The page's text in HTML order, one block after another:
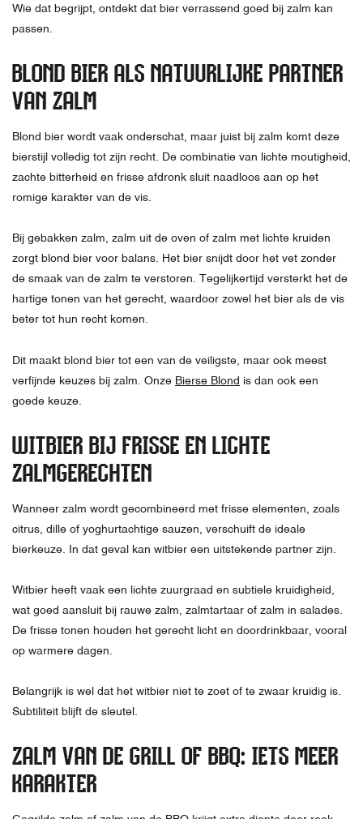
Wie dat begrijpt, ontdekt dat bier verrassend goed bij zalm kan
passen.
BLOND BIER ALS NATUURLIJKE PARTNER
VAN ZALM
Blond bier wordt vaak onderschat, maar juist bij zalm komt deze
bierstijl volledig tot zijn recht. De combinatie van lichte moutigheid,
zachte bitterheid en frisse afdronk sluit naadloos aan op het
romige karakter van de vis.
Bij gebakken zalm, zalm uit de oven of zalm met lichte kruiden
zorgt blond bier voor balans. Het bier snijdt door het vet zonder
de smaak van de zalm te verstoren. Tegelijkertijd versterkt het de
hartige tonen van het gerecht, waardoor zowel het bier als de vis
beter tot hun recht komen.
Dit maakt blond bier tot een van de veiligste, maar ook meest
verfijnde keuzes bij zalm. Onze Bierse Blond is dan ook een
goede keuze.
WITBIER BIJ FRISSE EN LICHTE
ZALMGERECHTEN
Wanneer zalm wordt gecombineerd met frisse elementen, zoals
citrus, dille of yoghurtachtige sauzen, verschuift de ideale
bierkeuze. In dat geval kan witbier een uitstekende partner zijn.
Witbier heeft vaak een lichte zuurgraad en subtiele kruidigheid,
wat goed aansluit bij rauwe zalm, zalmtartaar of zalm in salades.
De frisse tonen houden het gerecht licht en doordrinkbaar, vooral
op warmere dagen.
Belangrijk is wel dat het witbier niet te zoet of te zwaar kruidig is.
Subtiliteit blijft de sleutel.
ZALM VAN DE GRILL OF BBQ: IETS MEER
KARAKTER